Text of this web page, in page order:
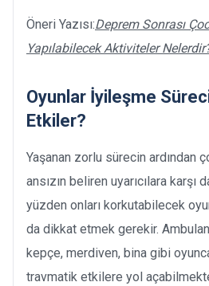
Öneri Yazısı:Deprem Sonrası
Yapılabilecek Aktiviteler
Oyunlar İyileşme
Etkiler?
Yaşanan zorlu sürecin ardından
ansızın beliren uyarıcılara karşı
yüzden onları korkutabilecek
da dikkat etmek gerekir.
kepçe, merdiven, bina gibi
travmatik etkilere yol